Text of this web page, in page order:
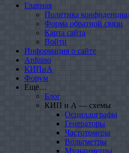
Главная
Политика
Форма обратной связи
Карта сайта
Войти
Информация о сайте
Arduino
КИПиА
Форум
Ещё…
Блог
КИП и А — схемы
Осциллографы
Генераторы
Частотомеры
Вольтметры
Мультиметры